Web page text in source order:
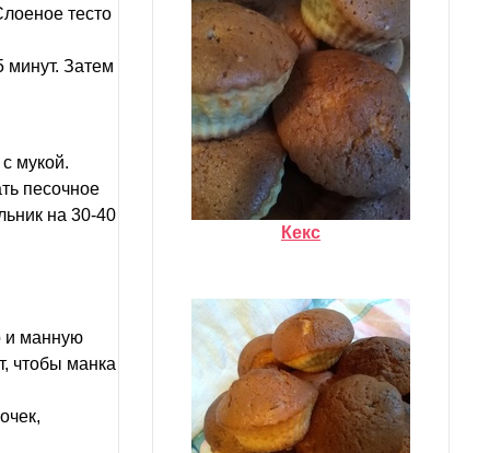
тесто
минут. Затем
мукой.
песочное
на 30-40
и манную
чтобы манка
Кекс